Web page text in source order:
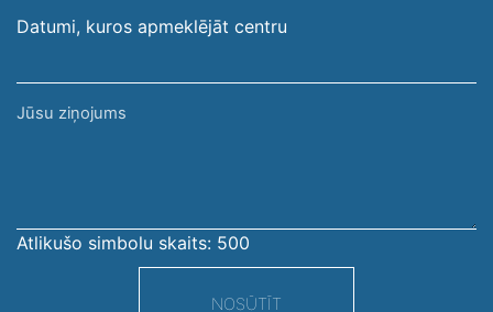
Datumi, kuros apmeklējāt centru
Jūsu
Atlikušo simbolu skaits: 500
NOSŪTĪT